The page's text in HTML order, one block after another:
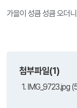
가을이 성큼 성큼 오더
첨부파일(1)
1. IMG_9723.jpg